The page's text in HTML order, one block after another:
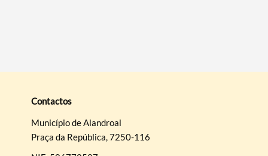
Contactos
Município de Alandroal
Praça da República, 7250-116